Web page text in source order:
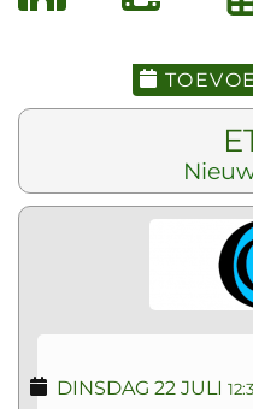
DINSDAG 22 JULI